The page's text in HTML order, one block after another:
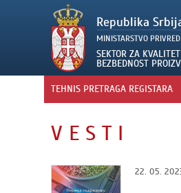
TEHNIS PRETRAGA REGISTARA
V E S T I
22. 05.